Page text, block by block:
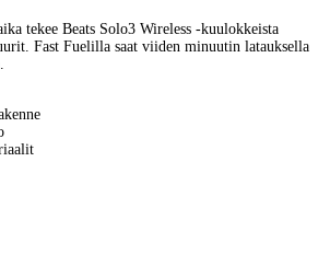
tekee Beats Solo3 Wireless -kuulokkeista
Fast Fuelilla saat viiden minuutin latauksella